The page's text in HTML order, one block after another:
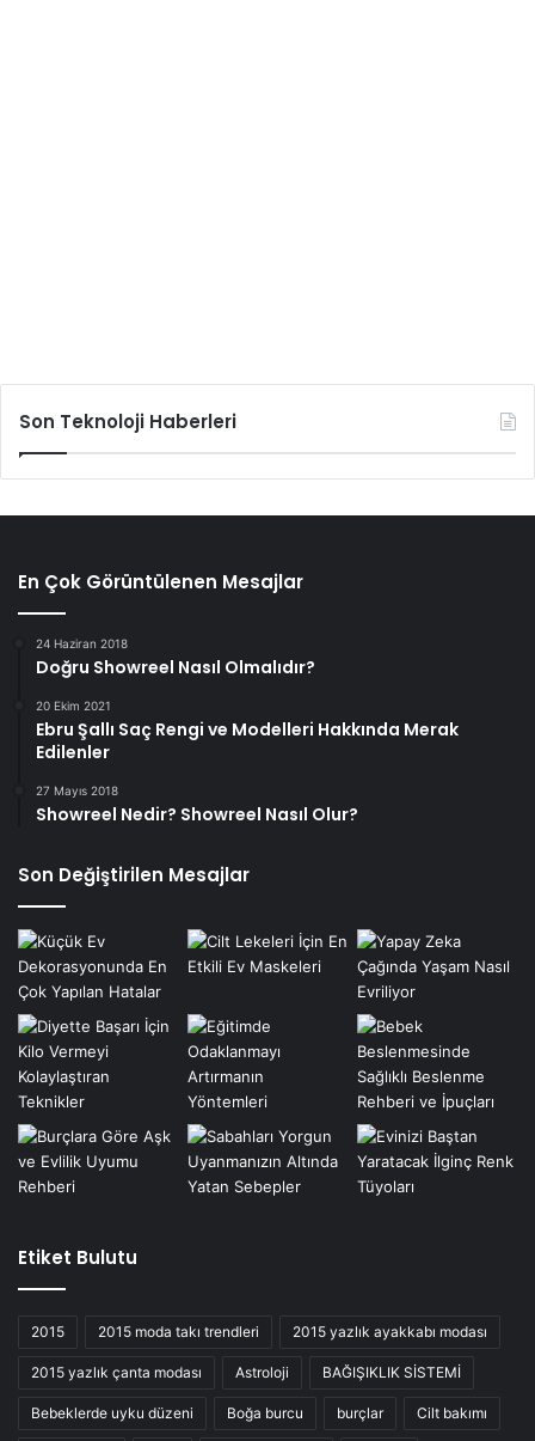
Son Teknoloji Haberleri
En Çok Görüntülenen Mesajlar
24 Haziran 2018
Doğru Showreel Nasıl Olmalıdır?
20 Ekim 2021
Ebru Şallı Saç Rengi ve Modelleri Hakkında Merak
Edilenler
27 Mayıs 2018
Showreel Nedir? Showreel Nasıl Olur?
Son Değiştirilen Mesajlar
Etiket Bulutu
2015 2015 moda takı trendleri 2015 yazlık ayakkabı modası
2015 yazlık çanta modası Astroloji BAĞIŞIKLIK SİSTEMİ
Bebeklerde uyku düzeni Boğa burcu burçlar Cilt bakımı